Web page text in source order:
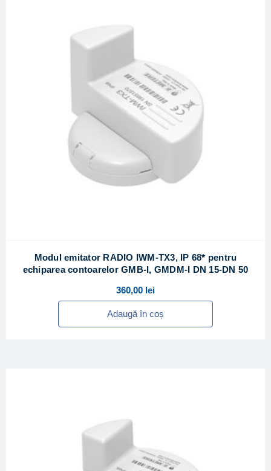
Modul emitator RADIO IWM-TX3, IP 68* pentru
echiparea contoarelor GMB-I, GMDM-I DN 15-DN 50
360,00 lei
Adaugă în coș